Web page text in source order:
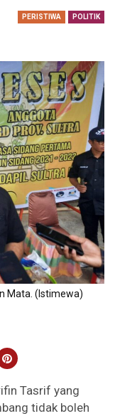
PERISTIWA POLITIK
Mata. (Istimewa)
Tasrif yang
tidak boleh